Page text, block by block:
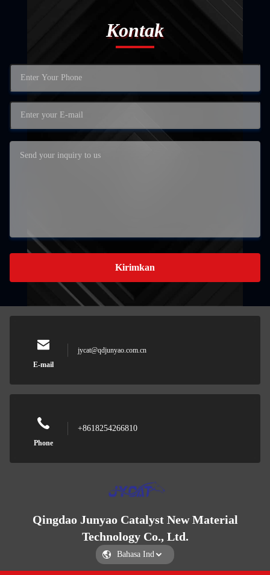
Kontak
Kirimkan
E-mail
jycat@qdjunyao.com.cn
Phone
+8618254266810
Qingdao Junyao Catalyst New Material
Technology Co., Ltd.